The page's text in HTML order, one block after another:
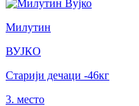
Милутин
ВУЈКО
Старији дечаци -46кг
3. место